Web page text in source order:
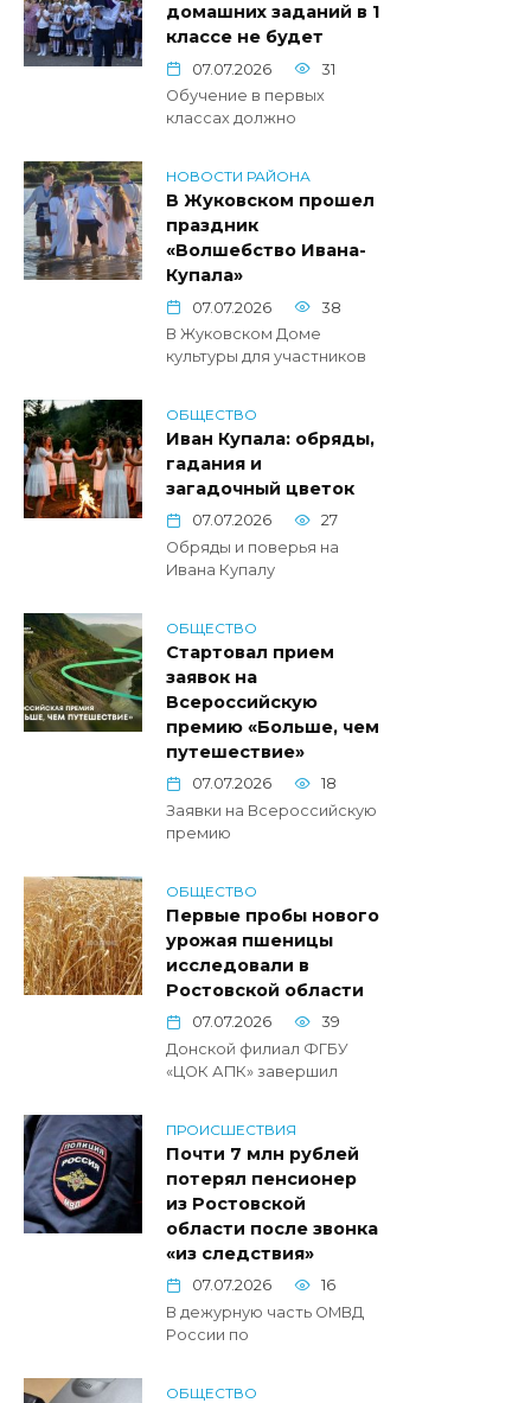
домашних заданий в 1
классе не будет
07.07.2026
31
Обучение в первых
классах должно
НОВОСТИ РАЙОНА
В Жуковском прошел
праздник
«Волшебство Ивана-
Купала»
07.07.2026
38
В Жуковском Доме
культуры для участников
ОБЩЕСТВО
Иван Купала: обряды,
гадания и
загадочный цветок
07.07.2026
27
Обряды и поверья на
Ивана Купалу
ОБЩЕСТВО
Стартовал прием
заявок на
Всероссийскую
премию «Больше, чем
путешествие»
07.07.2026
18
Заявки на Всероссийскую
премию
ОБЩЕСТВО
Первые пробы нового
урожая пшеницы
исследовали в
Ростовской области
07.07.2026
39
Донской филиал ФГБУ
«ЦОК АПК» завершил
ПРОИСШЕСТВИЯ
Почти 7 млн рублей
потерял пенсионер
из Ростовской
области после звонка
«из следствия»
07.07.2026
16
В дежурную часть ОМВД
России по
ОБЩЕСТВО